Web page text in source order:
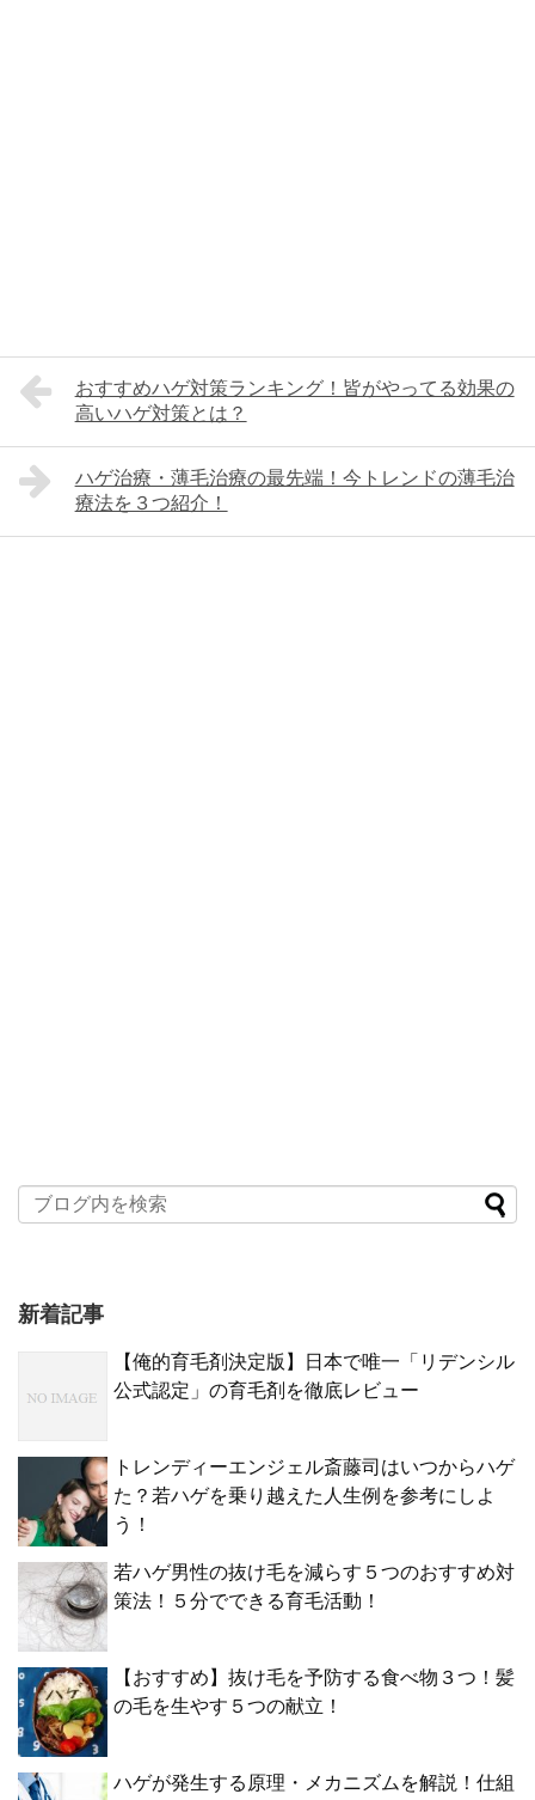
おすすめハゲ対策ランキング！皆がやってる効果の
高いハゲ対策とは？
ハゲ治療・薄毛治療の最先端！今トレンドの薄毛治
療法を３つ紹介！
新着記事
【俺的育毛剤決定版】日本で唯一「リデンシル
公式認定」の育毛剤を徹底レビュー
トレンディーエンジェル斎藤司はいつからハゲ
た？若ハゲを乗り越えた人生例を参考にしよ
う！
若ハゲ男性の抜け毛を減らす５つのおすすめ対
策法！５分でできる育毛活動！
【おすすめ】抜け毛を予防する食べ物３つ！髪
の毛を生やす５つの献立！
ハゲが発生する原理・メカニズムを解説！仕組